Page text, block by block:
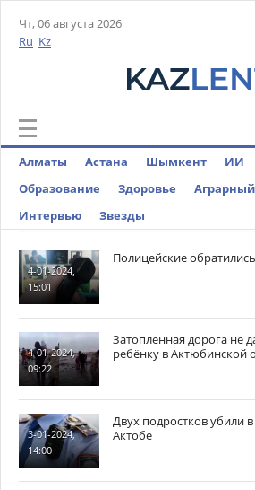
Чт, 06 августа 2026
Ru Kz
Алматы Астана Шымкент ИИ
Образование
Здоровье
Интервью
Звезды
4-01-2024,
15:01
Полицейские
4-01-2024,
09:22
Затопленная дорога не
ребёнку в Актюбинской
3-01-2024,
14:00
Двух подростков убили
Актобе